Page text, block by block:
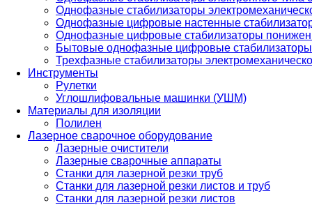
Однофазные стабилизаторы
Однофазные цифровые настенные
Однофазные цифровые стабилизаторы
Бытовые однофазные цифровые стабилизаторы
Трехфазные стабилизаторы
Инструменты
Рулетки
Углошлифовальные машинки (УШМ)
Материалы для изоляции
Полилен
Лазерное сварочное оборудование
Лазерные очистители
Лазерные сварочные аппараты
Станки для лазерной резки труб
Станки для лазерной резки листов и труб
Станки для лазерной резки листов